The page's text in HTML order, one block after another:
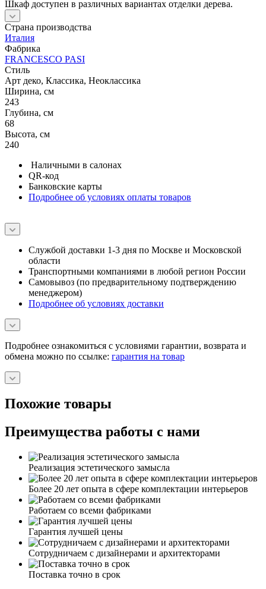
Страна производства
Италия
Фабрика
FRANCESCO PASI
Стиль
Арт деко, Классика, Неоклассика
Ширина, см
243
Глубина, см
68
Высота, см
240
Банковские карты
Подробнее об условиях оплаты товаров
Транспортными компаниями в любой регион России
Самовывоз (по предварительному подтверждению
менеджером)
Подробнее об условиях доставки
Подробнее ознакомиться с условиями гарантии, возврата и
Похожие товары
Преимущества работы с нами
Более 20 лет опыта в сфере комплектации интерьеров
Работаем со всеми фабриками
Гарантия лучшей цены
Сотрудничаем с дизайнерами и архитекторами
Поставка точно в срок
от 686 296.09₽